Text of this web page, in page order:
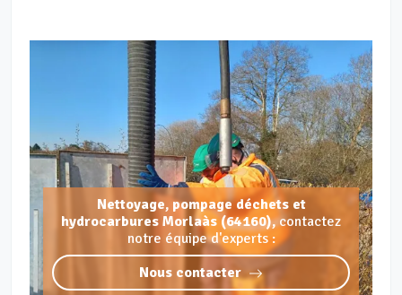
Nettoyage, pompage déchets et
hydrocarbures Morlaàs (64160),contactez
notre équipe d'experts :
Nous contacter